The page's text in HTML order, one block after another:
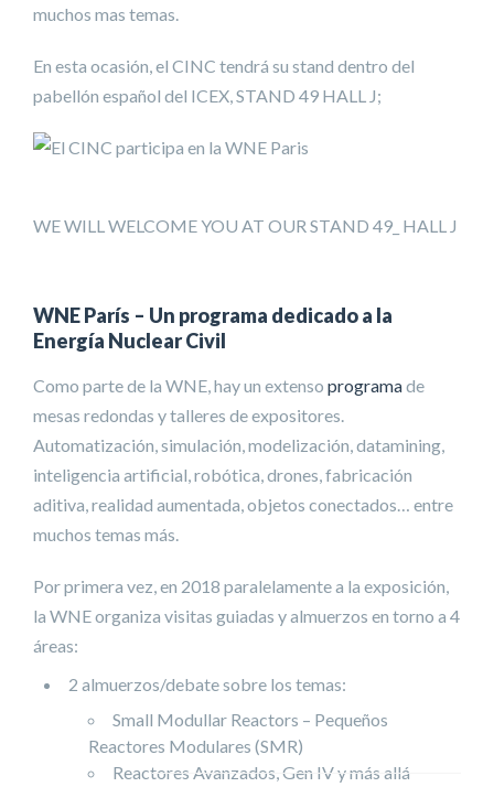
muchos mas temas.
En esta ocasión, el CINC tendrá su stand dentro del
pabellón español del ICEX, STAND 49 HALL J;
WE WILL WELCOME YOU AT OUR STAND 49_ HALL J
WNE París – Un programa dedicado a la
Energía Nuclear Civil
Como parte de la WNE, hay un extenso programade
mesas redondas y talleres de expositores.
Automatización, simulación, modelización, datamining,
inteligencia artificial, robótica, drones, fabricación
aditiva, realidad aumentada, objetos conectados… entre
muchos temas más.
Por primera vez, en 2018 paralelamente a la exposición,
la WNE organiza visitas guiadas y almuerzos en torno a 4
áreas:
2 almuerzos/debate sobre los temas:
Small Modullar Reactors – Pequeños
Reactores Modulares (SMR)
Reactores Avanzados, Gen IV y más allá